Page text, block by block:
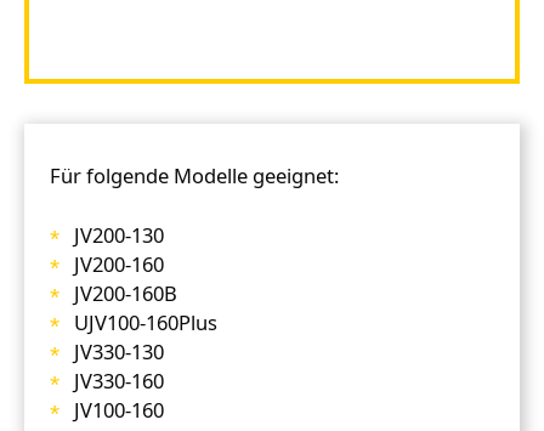
Für folgende Modelle geeignet:
JV200-130
JV200-160
JV200-160B
UJV100-160Plus
JV330-130
JV330-160
JV100-160